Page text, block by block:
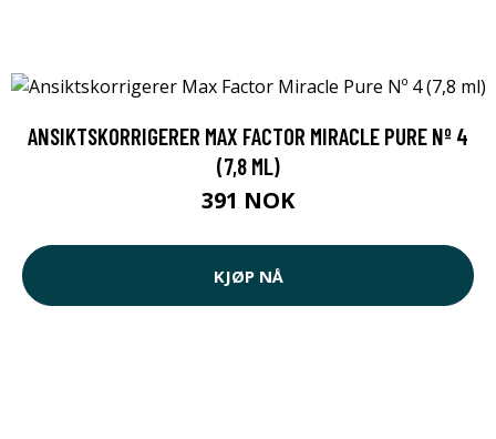
ANSIKTSKORRIGERER MAX FACTOR MIRACLE PURE Nº 4
(7,8 ML)
391 NOK
KJØP NÅ